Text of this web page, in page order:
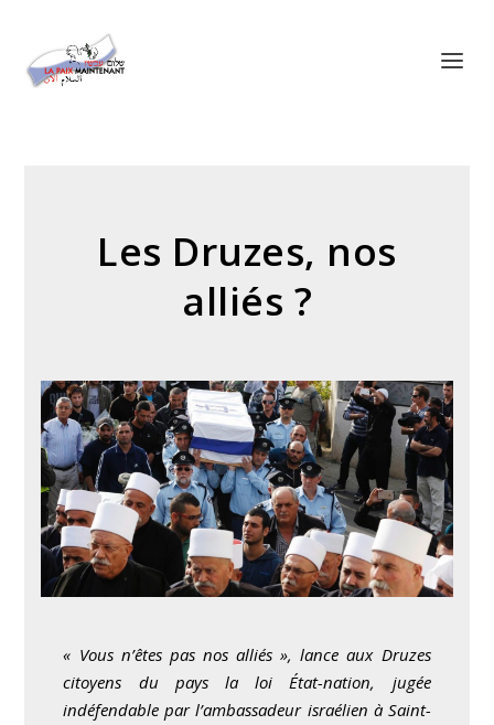
Les Druzes, nos
alliés ?
« Vous n’êtes pas nos alliés », lance aux Druzes
citoyens du pays la loi État-nation, jugée
indéfendable par l’ambassadeur israélien à Saint-